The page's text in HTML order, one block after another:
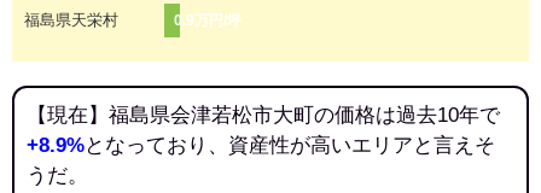
福島県天栄村 0.9万円/坪
【現在】福島県会津若松市大町の価格は過去10年で
+8.9%となっており、資産性が高いエリアと言えそ
うだ。